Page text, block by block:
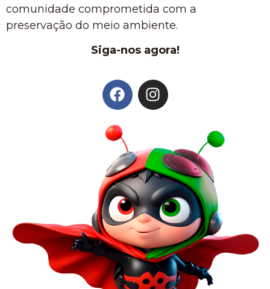
comunidade comprometida com a
preservação do meio ambiente.
Siga-nos agora!